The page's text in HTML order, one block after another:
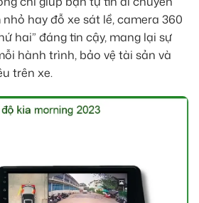
hay đỗ xe sát lề, camera 360
hai” đáng tin cậy, mang lại sự
hành trình, bảo vệ tài sản và
trên xe.